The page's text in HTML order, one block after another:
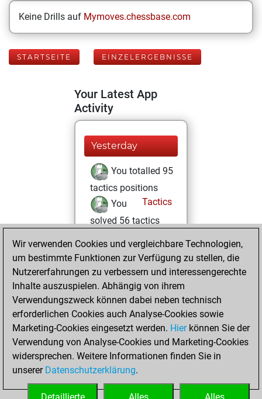
Keine Drills auf Mymoves.chessbase.com
STARTSEITE EINZELERGEBNISSE
Your Latest App
Activity
Yesterday
You totalled 95
tactics positions
Tactics
You
solved 56 tactics
You achieved
an Elo of 1874 in
tactics positions
Samstag, August
8, 2026
You played 400
blitz games
Play
You scored
+133 =8 -259 in blitz
Wir verwenden Cookies und vergleichbare Technologien,
um bestimmte Funktionen zur Verfügung zu stellen, die
Nutzererfahrungen zu verbessern und interessengerechte
Inhalte auszuspielen. Abhängig von ihrem
Verwendungszweck können dabei neben technisch
erforderlichen Cookies auch Analyse-Cookies sowie
Marketing-Cookies eingesetzt werden. Hierkönnen Sie der
Verwendung von Analyse-Cookies und Marketing-Cookies
widersprechen. Weitere Informationen finden Sie in
unserer Datenschutzerklärung.